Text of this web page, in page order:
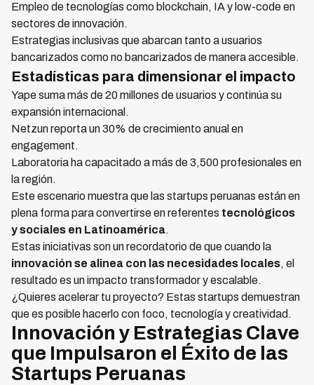
Empleo de tecnologías como blockchain, IA y low-code en
sectores de innovación.
Estrategias inclusivas que abarcan tanto a usuarios
bancarizados como no bancarizados de manera accesible.
Estadísticas para dimensionar el impacto
Yape suma más de 20 millones de usuarios y continúa su
expansión internacional.
Netzun reporta un 30% de crecimiento anual en
engagement.
Laboratoria ha capacitado a más de 3,500 profesionales en
la región.
Este escenario muestra que las startups peruanas están en
plena forma para convertirse en referentes tecnológicos
y sociales en Latinoamérica.
Estas iniciativas son un recordatorio de que cuando la
innovación se alinea con las necesidades locales, el
resultado es un impacto transformador y escalable.
¿Quieres acelerar tu proyecto? Estas startups demuestran
que es posible hacerlo con foco, tecnología y creatividad.
Innovación y Estrategias Clave
que Impulsaron el Éxito de las
Startups Peruanas